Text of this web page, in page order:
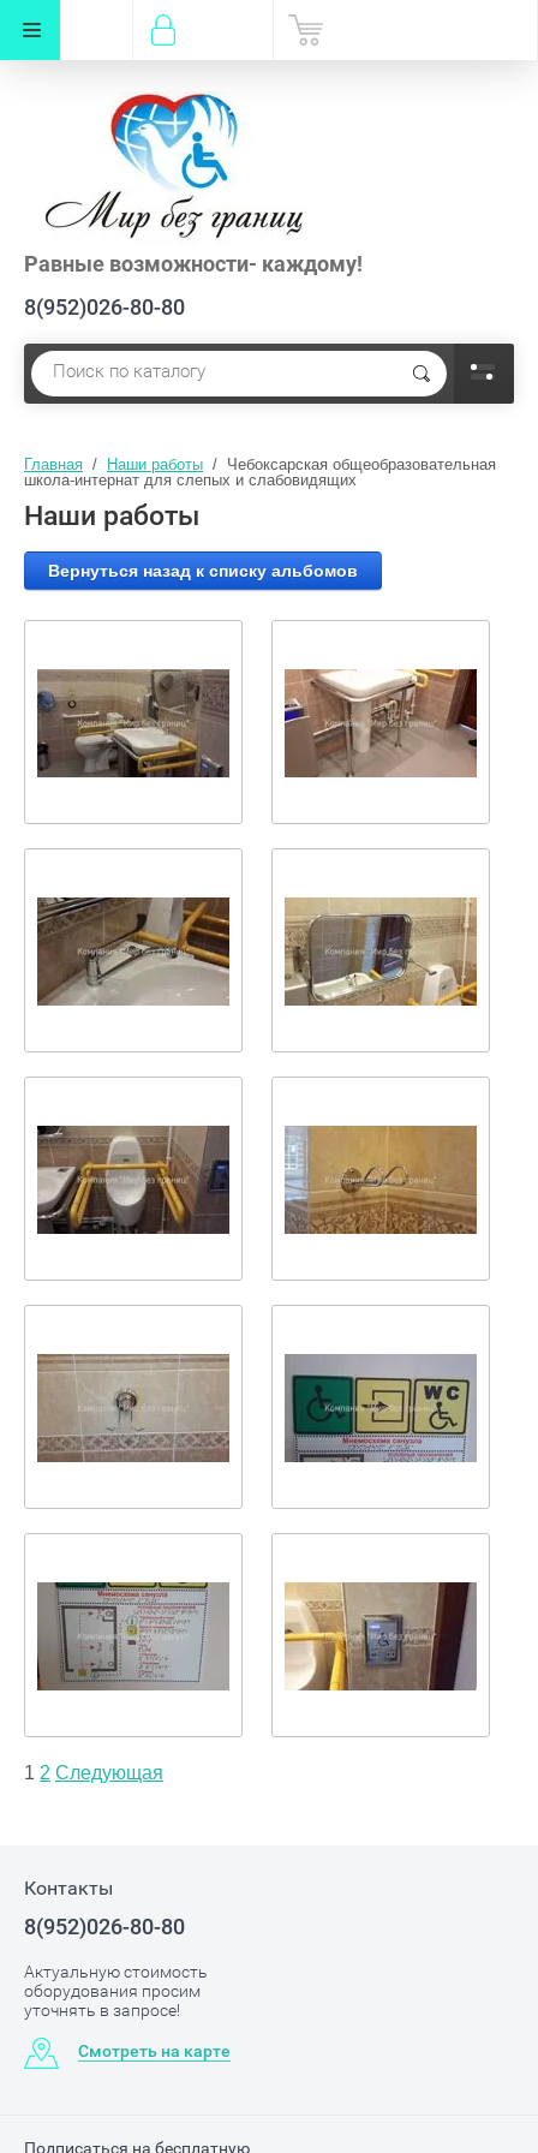
Равные возможности- каждому!
8(952)026-80-80
Главная
  /
Наши работы
  /  Чебоксарская общеобразовательная
школа-интернат для слепых и слабовидящих
Наши работы
Вернуться назад к списку альбомов
1 2 Следующая
Контакты
8(952)026-80-80
Актуальную стоимость
оборудования просим
уточнять в запросе!
Смотреть на карте
Подписаться на бесплатную